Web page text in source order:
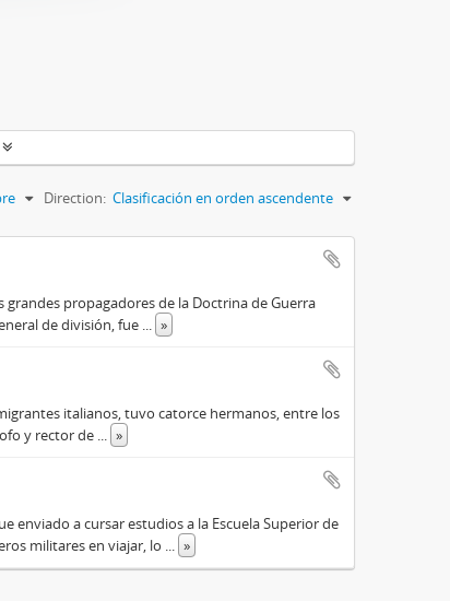
Direction: Clasificación en orden ascendente
grandes propagadores de la Doctrina de Guerra
de división, fue
»
italianos, tuvo catorce hermanos, entre los
y rector de
»
enviado a cursar estudios a la Escuela Superior de
militares en viajar, lo
»